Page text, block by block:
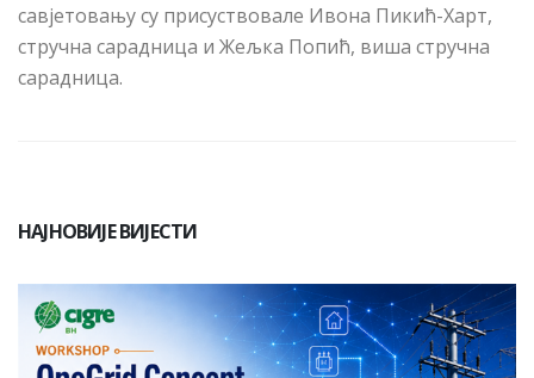
савјетовању су присуствовале Ивона Пикић-Харт,
стручна сарадница и Жељка Попић, виша стручна
сарадница.
НАЈНОВИЈЕ ВИЈЕСТИ